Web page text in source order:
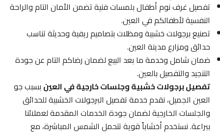
تفصيل غرف نوم أطفال بلمسات فنية تضمن الأمان التام والراحة
النفسية لأطفالكم في العين.
تصنيع برجولات خشبية ومظلات بتصاميم ريفية وحديثة تناسب
حدائق ومزارع مدينة العين.
ضمان شامل وخدمة ما بعد البيع لضمان رضاكم التام عن جودة
التنجيد والتفصيل بالعين.
تفصيل برجولات خشبية وجلسات خارجية في العينبسبب جو
العين الجميل، نقدم خدمة تفصيل البرجولات الخشبية للحدائق
والجلسات الخارجية لضمان جودة الخدمات المقدمة لعملائنا
ببراعة. نستخدم أخشاباً قوية تتحمل الشمس المباشرة، مع